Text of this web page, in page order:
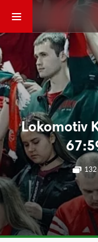
Lokomotiv
132